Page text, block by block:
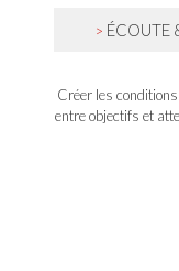
> ÉCOUTE
Créer les
entre objectifs et